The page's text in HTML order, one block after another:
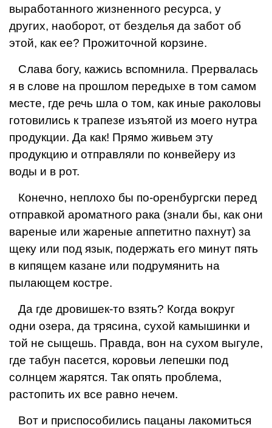
выработанного жизнен­ного ресурса, у
других, наоборот, от безделья да за­бот об
этой, как ее? Прожиточной корзине.
Слава богу, кажись вспомнила. Прервалась
я в слове на прошлом передыхе в том самом
месте, где речь шла о том, как иные раколовы
готовились к тра­пезе изъятой из моего нутра
продукции. Да как! Пря­мо живьем эту
продукцию и отправляли по конвейеру из
воды и в рот.
Конечно, неплохо бы по-оренбургски перед
отправ­кой ароматного рака (знали бы, как они
вареные или жареные аппетитно пахнут) за
щеку или под язык, подержать его минут пять
в кипящем казане или под­румянить на
пылающем костре.
Да где дровишек-то взять? Когда вокруг
одни озе­ра, да трясина, сухой камышинки и
той не сыщешь. Правда, вон на сухом выгуле,
где табун пасется, ко­ровьи лепешки под
солнцем жарятся. Так опять про­блема,
растопить их все равно нечем.
Вот и приспособились пацаны лакомиться